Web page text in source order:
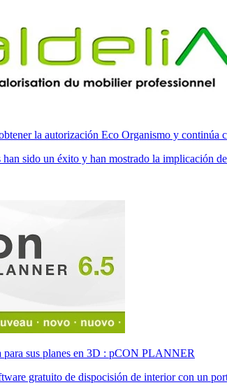
la autorización Eco Organismo y continúa
han sido un éxito y han mostrado la implicación
para sus planes en 3D : pCON PLANNER
gratuito de dispocisión de interior con un